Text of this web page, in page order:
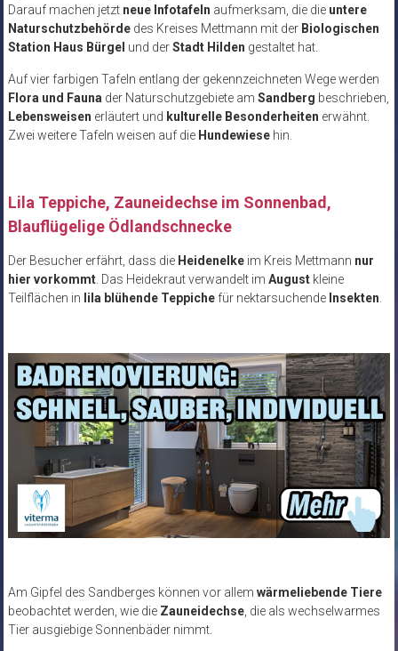
Darauf machen jetzt neue Infotafeln aufmerksam, die die untere
Naturschutzbehördedes Kreises Mettmann mit der Biologischen
Station Haus Bürgel und derStadt Hilden gestaltet hat.
Auf vier farbigen Tafeln entlang der gekennzeichneten Wege werden
Flora und Faunader Naturschutzgebiete am Sandberg beschrieben,
Lebensweisen erläutert und kulturelle Besonderheiten erwähnt.
Zwei weitere Tafeln weisen auf die Hundewiesehin.
Lila Teppiche, Zauneidechse im Sonnenbad,
Blauflügelige Ödlandschnecke
Der Besucher erfährt, dass die Heidenelkeim Kreis Mettmann nur
hier vorkommt. Das Heidekraut verwandelt im Augustkleine
Teilflächen in lila blühende Teppiche für nektarsuchende Insekten.
Am Gipfel des Sandberges können vor allem wärmeliebende Tiere
beobachtet werden, wie die Zauneidechse, die als wechselwarmes
Tier ausgiebige Sonnenbäder nimmt.